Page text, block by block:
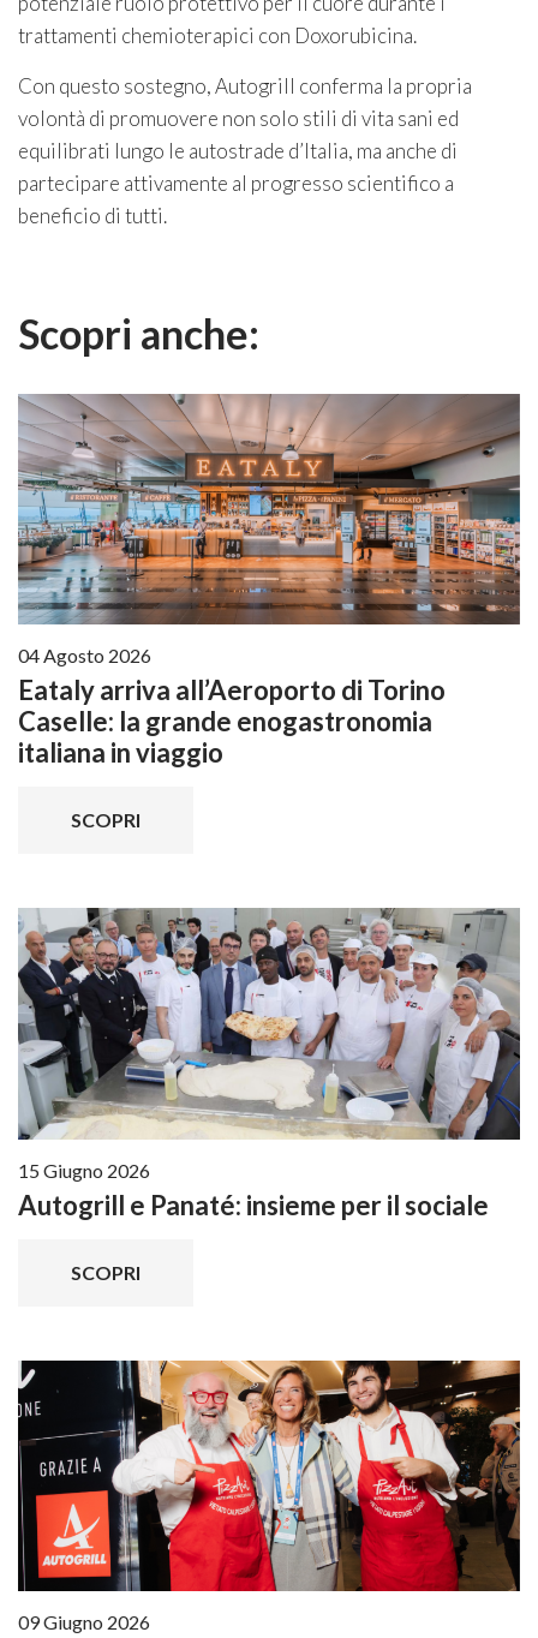
trattamenti chemioterapici con Doxorubicina.
Con questo sostegno, Autogrill conferma la propria
volontà di promuovere non solo stili di vita sani ed
equilibrati lungo le autostrade d’Italia, ma anche di
partecipare attivamente al progresso scientifico a
beneficio di tutti.
Scopri anche:
04 Agosto 2026
Eataly arriva all’Aeroporto di Torino
Caselle: la grande enogastronomia
italiana in viaggio
SCOPRI
15 Giugno 2026
Autogrill e Panaté: insieme per il sociale
SCOPRI
09 Giugno 2026